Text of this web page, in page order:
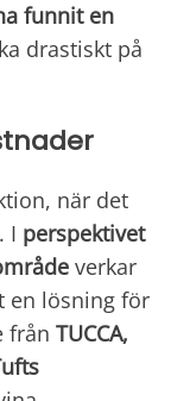
funnit en
drastiskt på
när det
I perspektivet
verkar
en lösning för
från TUCCA,